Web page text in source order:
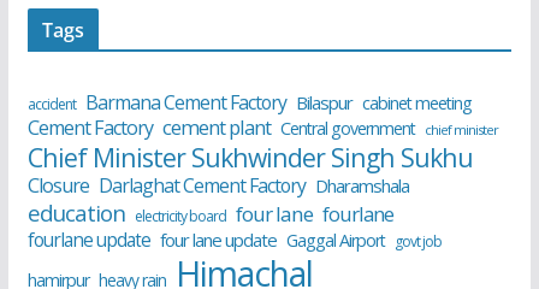
Tags
accident Barmana Cement Factory Bilaspur cabinet meeting
Cement Factory cement plant Central government chief minister
Chief Minister Sukhwinder Singh Sukhu
Closure Darlaghat Cement Factory Dharamshala
education electricity board four lane fourlane
fourlane update four lane update Gaggal Airport govt job
hamirpur heavy rain Himachal